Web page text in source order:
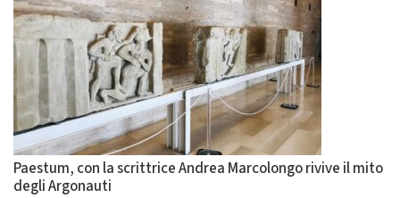
Paestum, con la scrittrice Andrea Marcolongo rivive il mito
degli Argonauti